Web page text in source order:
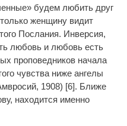
будем любить друг
женщину видит
Послания. Инверсия,
любовь и любовь есть
проповедников начала
чувства ниже ангелы
1908) [6]. Ближе
находится именно